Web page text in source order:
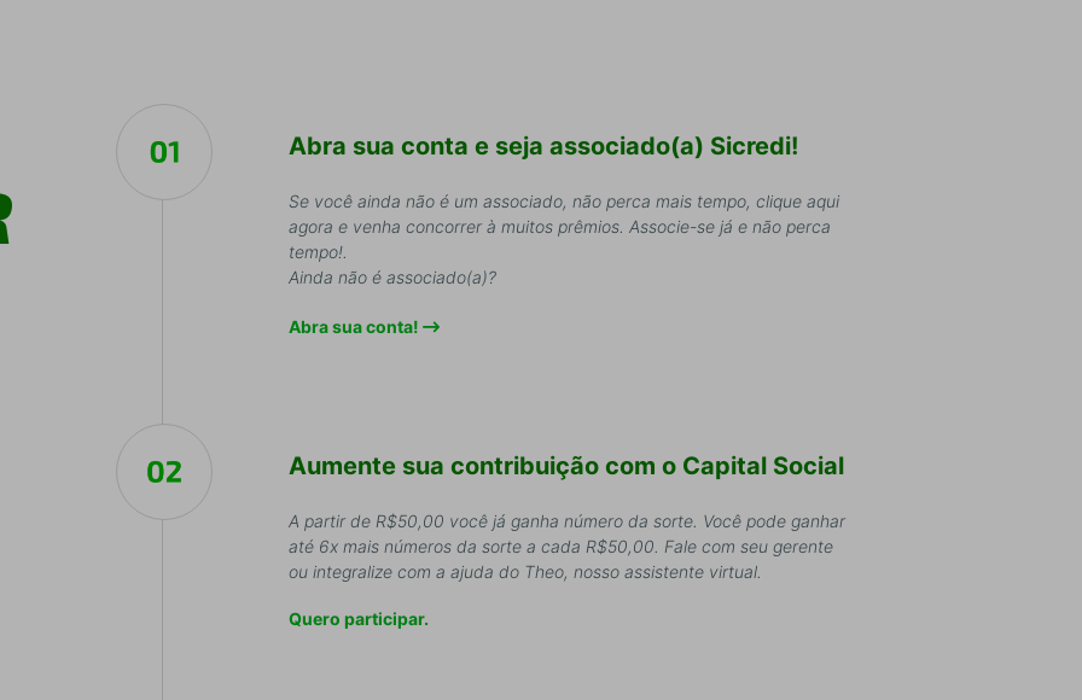
Abra sua conta e seja associado(a) Sicredi!
Se você ainda não é um associado, não perca mais tempo, clique aqui
agora e venha concorrer à muitos prêmios. Associe-se já e não perca
tempo!.
Ainda não é associado(a)?
Abra sua conta!
Aumente sua contribuição com o Capital Social
A partir de R$50,00 você já ganha número da sorte. Você pode ganhar
até 6x mais números da sorte a cada R$50,00. Fale com seu gerente
ou integralize com a ajuda do Theo, nosso assistente virtual.
Quero participar.